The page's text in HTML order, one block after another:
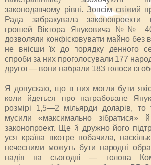
законодавчому рівні. Зовсім свіжий
Рада забракувала законопроекти
грошей Віктора Януковича №№
дозволяли конфісковувати майно без
не внісши їх до порядку денного
спроби за них проголосували 177
другої — вони набрали 183 голоси із
Я допускаю, що в них могли бути
коли йдеться про награбоване
розмірі 1,5—2 мільярди доларів, то
мусили «максимально зібратися»
законопроект. Ще й дружно його
уся країна вкотре побачила,
нечесними можуть бути народні
надія на cьогодні — голова